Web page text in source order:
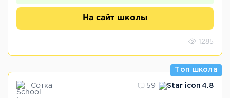
На сайт школы
1285
Топ школа
Сотка 59 4.8